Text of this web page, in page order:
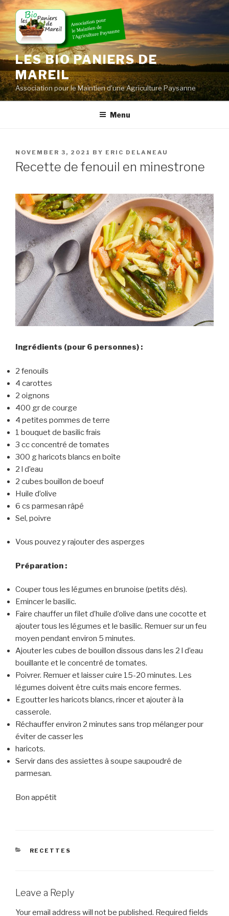
Skip
to
content
LES BIO PANIERS DE
MAREIL
Association pour le Maintien d'une Agriculture Paysanne
Menu
POSTED
ON
NOVEMBER 3, 2021 BY ERIC DELANEAU
Recette de fenouil en minestrone
Ingrédients (pour 6 personnes) :
2 fenouils
4 carottes
2 oignons
400 gr de courge
4 petites pommes de terre
1 bouquet de basilic frais
3 cc concentré de tomates
300 g haricots blancs en boîte
2 l d’eau
2 cubes bouillon de boeuf
Huile d’olive
6 cs parmesan râpé
Sel, poivre
Vous pouvez y rajouter des asperges
Préparation :
Couper tous les légumes en brunoise (petits dés).
Emincer le basilic.
Faire chauffer un filet d’huile d’olive dans une cocotte et
ajouter tous les légumes et le basilic. Remuer sur un feu
moyen pendant environ 5 minutes.
Ajouter les cubes de bouillon dissous dans les 2 l d’eau
bouillante et le concentré de tomates.
Poivrer. Remuer et laisser cuire 15-20 minutes. Les
légumes doivent être cuits mais encore fermes.
Egoutter les haricots blancs, rincer et ajouter à la
casserole.
Réchauffer environ 2 minutes sans trop mélanger pour
éviter de casser les
haricots.
Servir dans des assiettes à soupe saupoudré de
parmesan.
Bon appétit
CATEGORIES
RECETTES
Leave a Reply
Your email address will not be published. Required fields